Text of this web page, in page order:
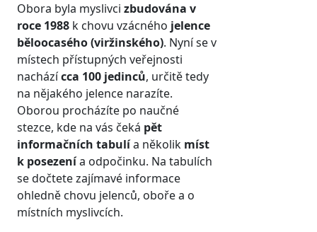
Obora byla myslivci zbudována v
roce 1988 k chovu vzácného jelence
běloocasého (viržinského). Nyní se v
místech přístupných veřejnosti
nacházícca 100 jedinců, určitě tedy
na nějakého jelence narazíte.
Oborou procházíte po naučné
stezce, kde na vás čeká pět
informačních tabulía několik míst
k posezenía odpočinku. Na tabulích
se dočtete zajímavé informace
ohledně chovu jelenců, oboře a o
místních myslivcích.